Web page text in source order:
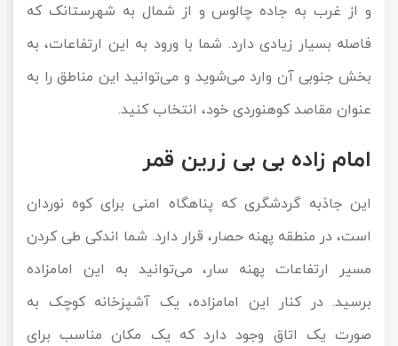
و از غرب به جاده چالوس و از شمال به شهرستانک که
فاصله بسیار زیادی دارد. شما با ورود به این ارتفاعات، به
بخش جنوبی آن وارد می‌شوید و می‌توانید این مناطق را به
عنوان مقاصد کوهنوردی خود، انتخاب کنید.
امام زاده بی بی زرین قمر
این جاذبه گردشگری که پناهگاه امنی برای کوه نوردان
است، در منطقه پهنه حصار، قرار دارد. شما اندکی طی کردن
مسیر ارتفاعات پهنه سار، می‌توانید به این امامزاده
برسید. در کنار این امامزاده، یک آشپزخانه کوچک به
صورت یک اتاق وجود دارد که یک مکان مناسب برای